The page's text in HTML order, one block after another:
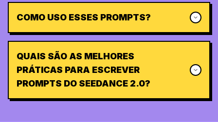
COMO USO ESSES PROMPTS?
QUAIS SÃO AS MELHORES
PRÁTICAS PARA ESCREVER
PROMPTS DO SEEDANCE 2.0?